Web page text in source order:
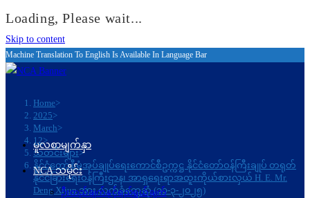
Loading, Please wait...
Skip to content
Machine Translation To English Is Available In Language Bar
Home>
2025>
March>
12>
သတင်းများ>
နိုင်ငံတော်စီမံအုပ်ချုပ်ရေးကောင်စီဥက္ကဋ္ဌ နိုင်ငံတော်ဝန်ကြီးချုပ် တရုတ်
နိုင်ငံခြားရေးဝန်ကြီးဌာန၊ အာရှရေးရာအထူးကိုယ်စားလှယ် H. E. Mr.
Deng Xijun အား လက်ခံတွေ့ဆုံ (၁၁-၃-၂၀၂၅)
မူလစာမျက်နှာ
NCA သမိုင်း
ဦးတည်ချက်နှင့်ရည်ရွယ်ချက်